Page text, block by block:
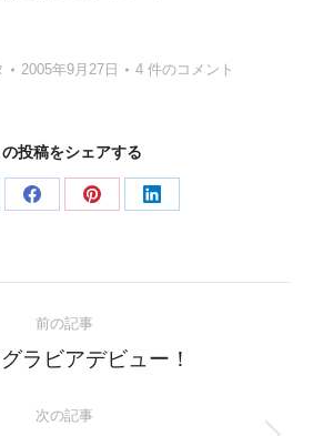
2005年9月27日 4 件のコメント
の投稿をシェアする
Share
Share
Share
前の記事
Previous
ラビアデビュー！
次の記事